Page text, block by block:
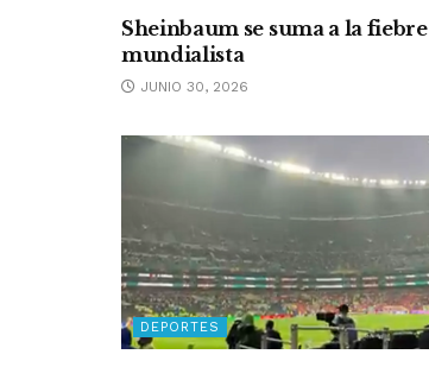
Sheinbaum se suma a la fiebre
mundialista
JUNIO 30, 2026
DEPORTES